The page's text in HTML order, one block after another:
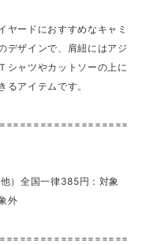
ヤードにおすすめなキャミ
デザインで、肩紐にはアジ
シャツやカットソーの上に
アイテムです。
）全国一律385円：対象
外